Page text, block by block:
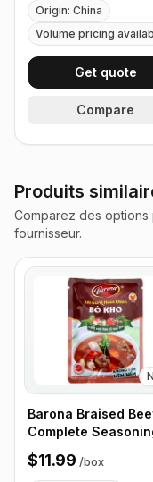
Origin: China
Volume pricing
Get quote
Compare
Produits
Comparez des
fournisseur.
Barona Braised
Complete
Sauce, 80g - Box of
Packets
$11.99 /box